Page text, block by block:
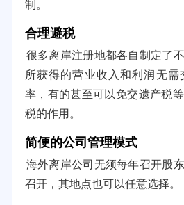
制。
合理避税
很多离岸注册地都各自制定了
所获得的营业收入和利润无
率，有的甚至可以免交遗产税
税的作用。
简便的公司管理模式
海外离岸公司无须每年召开股
召开，其地点也可以任意选择。